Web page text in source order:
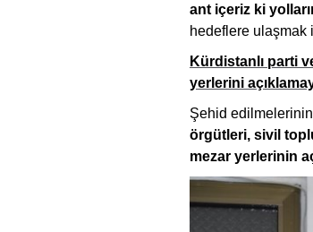
ant içeriz ki
hedeflere ulaşmak
Kürdistanlı parti
yerlerini
Şehid edilmelerinin
örgütleri, sivil
mezar yerlerinin